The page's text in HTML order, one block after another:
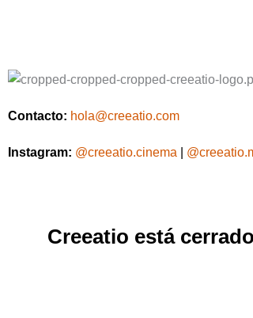
Contacto: hola@creeatio.com
Instagram: @creeatio.cinema
Creeatio está